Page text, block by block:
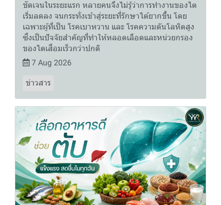
ชัดเจนในระยะแรก หลายคนจึงไม่รู้ว่าการทำงานของไต
เริ่มลดลง จนกระทั่งเข้าสู่ระยะที่รักษาได้ยากขึ้น โดย
เฉพาะผู้ที่เป็น โรคเบาหวาน และ โรคความดันโลหิตสูง
ซึ่งเป็นปัจจัยสำคัญที่ทำให้หลอดเลือดและหน่วยกรอง
ของไตเสื่อมเร็วกว่าปกติ
7 Aug 2026
ข่าวสาร